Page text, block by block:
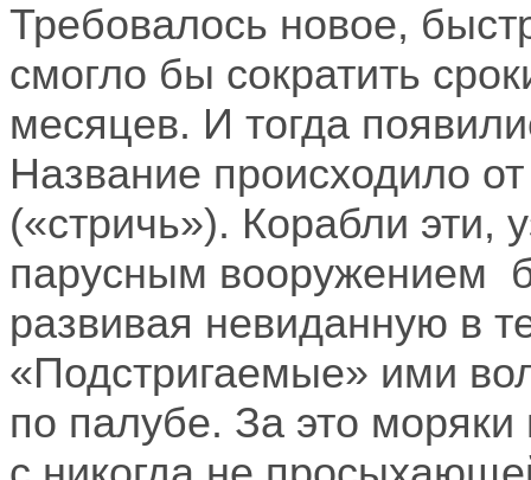
Требовалось новое,
смогло бы сократить
месяцев. И тогда
Название происходило от
(«стричь»). Корабли эти,
парусным вооружением
развивая невиданную в
«Подстригаемые» ими
по палубе. За это